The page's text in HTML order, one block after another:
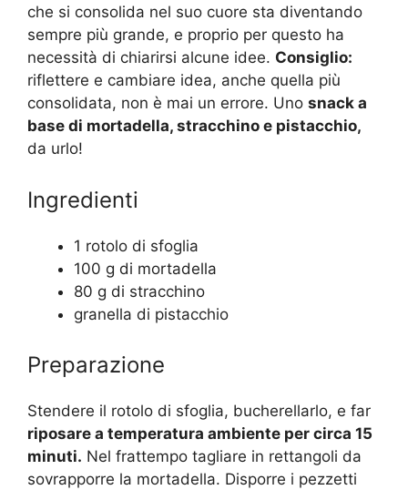
che si consolida nel suo cuore sta diventando
sempre più grande, e proprio per questo ha
necessità di chiarirsi alcune idee. Consiglio:
riflettere e cambiare idea, anche quella più
consolidata, non è mai un errore. Uno snack a
base di mortadella, stracchino e pistacchio,
da urlo!
Ingredienti
1 rotolo di sfoglia
100 g di mortadella
80 g di stracchino
granella di pistacchio
Preparazione
Stendere il rotolo di sfoglia, bucherellarlo, e far
riposare a temperatura ambiente per circa 15
minuti. Nel frattempo tagliare in rettangoli da
sovrapporre la mortadella. Disporre i pezzetti